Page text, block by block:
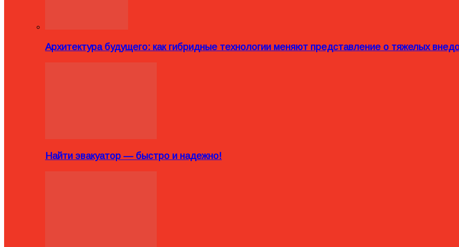
Архитектура будущего: как гибридные технологии меняют представление о тяжелых
Найти эвакуатор — быстро и надежно!